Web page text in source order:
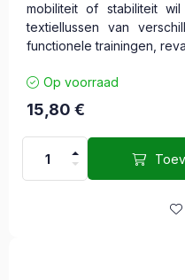
mobiliteit of stabiliteit
textiellussen van
functionele trainingen,
Op voorraad
15,80 €